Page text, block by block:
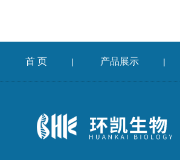
首 页 | 产品展示 |